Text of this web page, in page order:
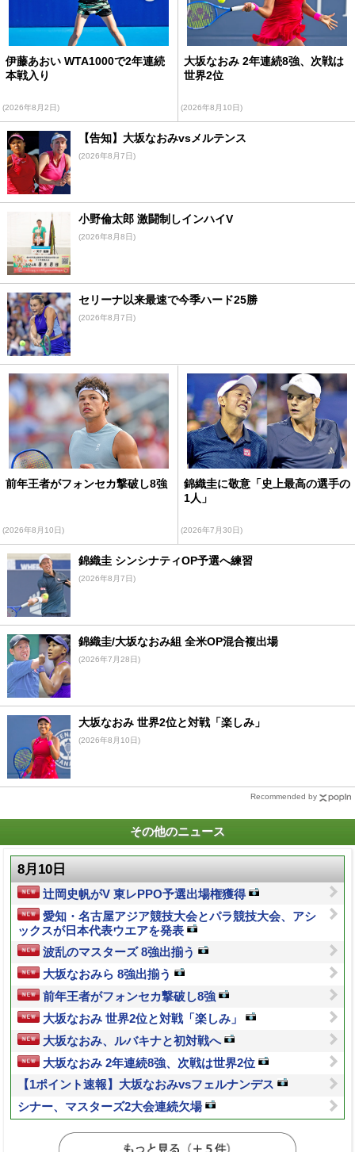
伊藤あおい WTA1000で2年連続
本戦入り
(2026年8月2日)
大坂なおみ 2年連続8強、次戦は
世界2位
(2026年8月10日)
【告知】大坂なおみvsメルテンス
(2026年8月7日)
小野倫太郎 激闘制しインハイV
(2026年8月8日)
セリーナ以来最速で今季ハード25勝
(2026年8月7日)
前年王者がフォンセカ撃破し8強
(2026年8月10日)
錦織圭に敬意「史上最高の選手の
1人」
(2026年7月30日)
錦織圭 シンシナティOP予選へ練習
(2026年8月7日)
錦織圭/大坂なおみ組 全米OP混合複出場
(2026年7月28日)
大坂なおみ 世界2位と対戦「楽しみ」
(2026年8月10日)
Recommended by
その他のニュース
8月10日
辻岡史帆がV 東レPPO予選出場権獲得
愛知・名古屋アジア競技大会とパラ競技大会、アシ
ックスが日本代表ウエアを発表
波乱のマスターズ 8強出揃う
大坂なおみら 8強出揃う
前年王者がフォンセカ撃破し8強
大坂なおみ 世界2位と対戦「楽しみ」
大坂なおみ、ルバキナと初対戦へ
大坂なおみ 2年連続8強、次戦は世界2位
【1ポイント速報】大坂なおみvsフェルナンデス
シナー、マスターズ2大会連続欠場